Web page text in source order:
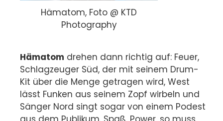
Hämatom, Foto @ KTD
Photography
Hämatom drehen dann richtig auf: Feuer,
Schlagzeuger Süd, der mit seinem Drum-
Kit über die Menge getragen wird, West
lässt Funken aus seinem Zopf wirbeln und
Sänger Nord singt sogar von einem Podest